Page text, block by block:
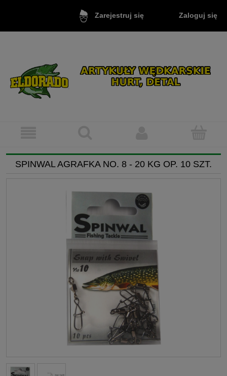
Zarejestruj się Zaloguj się
SPINWAL AGRAFKA NO. 8 - 20 KG OP. 10 SZT.